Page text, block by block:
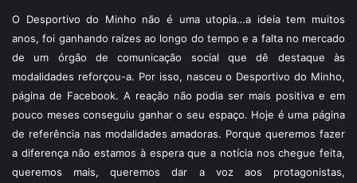
O Desportivo do Minho não é uma utopia…a ideia tem muitos
anos, foi ganhando raízes ao longo do tempo e a falta no mercado
de um órgão de comunicação social que dê destaque às
modalidades reforçou-a. Por isso, nasceu o Desportivo do Minho,
página de Facebook. A reação não podia ser mais positiva e em
pouco meses conseguiu ganhar o seu espaço. Hoje é uma página
de referência nas modalidades amadoras. Porque queremos fazer
a diferença não estamos à espera que a notícia nos chegue feita,
queremos mais, queremos dar a voz aos protagonistas,